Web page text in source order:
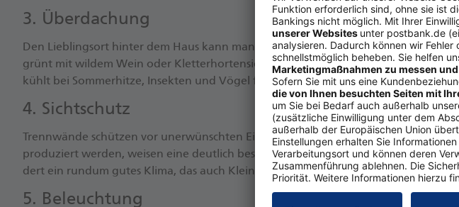
3. Über­da­chung
Den Lieb­lings­ort hin­ter dem Haus kann man mit ei­ner Per­go­la über­da­chen. Be­
grünt mit wil­dem Wein oder Klet­ter­hor­ten­si­en, sind sie ech­te Hin­gu­cker. Das Grün
kühlt bei Som­mer­hit­ze, In­sek­ten und Vö­gel fin­den Nah­rung und Un­ter­schlupf.
4. Sicht­schutz
Trenn­wän­de schüt­zen vor un­er­wünsch­ten Ein­bli­cken. Wei­de­mat­ten, die in Eu­ro­pa
pro­du­ziert wer­den, wei­sen ei­ne deut­lich bes­se­re Öko-Bi­lanz auf als et­wa
dert ein rund­um gu­tes Kli­ma, das auch Kleinst­tie­ren zu­gu­te­kommt.
5. Be­leuch­tung